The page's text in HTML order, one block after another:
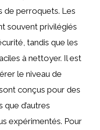
de perroquets. Les
souvent privilégiés
tandis que les
à nettoyer. Il est
le niveau de
conçus pour des
d’autres
expérimentés. Pour